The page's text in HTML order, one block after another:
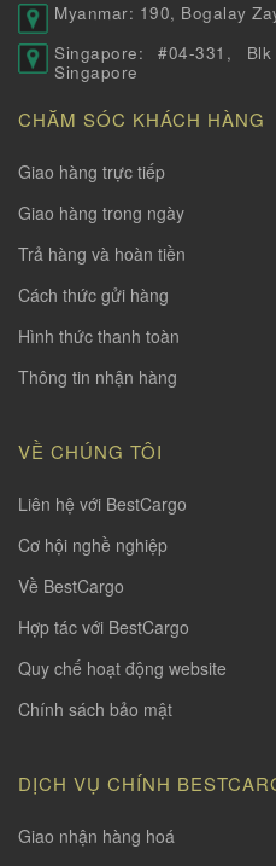
Myanmar: 190, Bogalay
Singapore: #04-331,
Singapore
CHĂM SÓC KHÁCH HÀNG
Giao hàng trực tiếp
Giao hàng trong ngày
Trả hàng và hoàn tiền
Cách thức gửi hàng
Hình thức thanh toàn
Thông tin nhận hàng
VỀ CHÚNG TÔI
Liên hệ với BestCargo
Cơ hội nghề nghiệp
Về BestCargo
Hợp tác với BestCargo
Quy chế hoạt động website
Chính sách bảo mật
DỊCH VỤ CHÍNH
Giao nhận hàng hoá